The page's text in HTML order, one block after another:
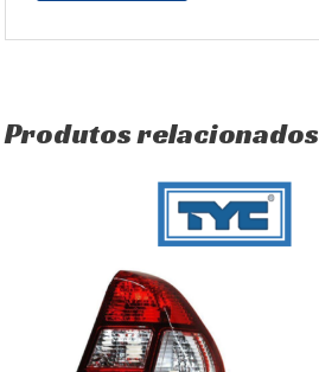
Produtos relacionados